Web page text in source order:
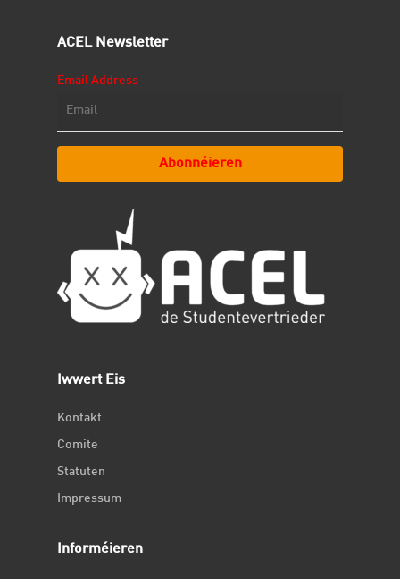
ACEL Newsletter
Email Address
Abonnéieren
Iwwert Eis
Kontakt
Comité
Statuten
Impressum
Informéieren